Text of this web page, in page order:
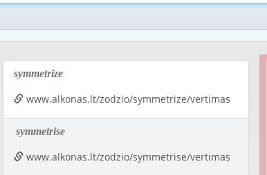
symmetrize
www.alkonas.lt/zodzio/symmetrize/vertimas
symmetrise
www.alkonas.lt/zodzio/symmetrise/vertimas